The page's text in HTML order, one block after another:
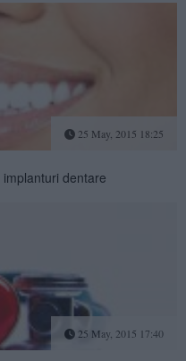
25 May, 2015 18:25
dentare
25 May, 2015 17:40